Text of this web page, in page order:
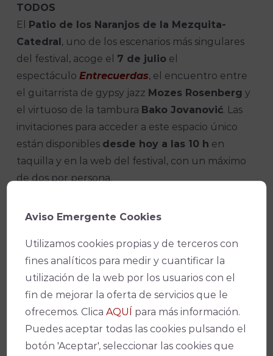
TODOS
El
Patio de los Naranjos de la Mezquita-
Catedral , uno de los escenarios más singulares
del festival, acoge el 7 de julio el
espectáculoEntrecuerdas, el encuentro entre
el guitarrista de gypsy jazz Mozes Rosenberg y
el virtuoso de la tambura Bako Jovanović. Las
invitaciones para acceder a este espacio único
están disponibles desde hoy a las 10 h en
taquilla y en la web del festival, con un máximo
de dos por persona.
celebra del 1 al 11 de julio en el Gran Teatro de
Córdoba, el Teatro Góngora, el Teatro de la
Axerquía y el Patio de los Naranjos de la
Mezquita-Catedral, entre otros espacios de la
ciudad.
Facebook
X WhatsApp
Email
Copy
Link
Aviso Emergente Cookies
Utilizamos cookies propias y de terceros con
fines analíticos para medir y cuantificar la
utilización de la web por los usuarios con el
fin de mejorar la oferta de servicios que le
ofrecemos. ClicaAQUÍ para más información.
Puedes aceptar todas las cookies pulsando el
botón 'Aceptar', seleccionar las cookies que